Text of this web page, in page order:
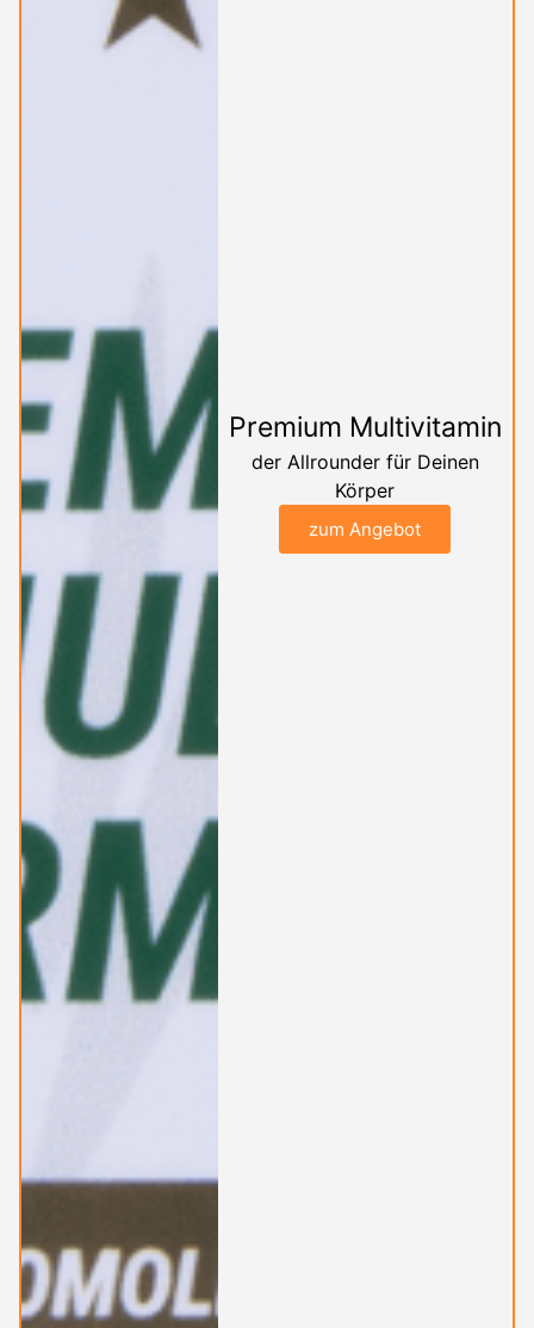
Premium Multivitamin
der Allrounder für Deinen
Körper
zum Angebot